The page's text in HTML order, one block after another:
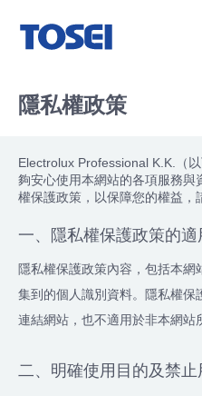
隱私權政策
Electrolux Professional K.K.（
夠安心使用本網站的各項服務
權保護政策，以保障您的權益，
一、隱私權保護政策的適
隱私權保護政策內容，包括本
集到的個人識別資料。隱私權保
連結網站，也不適用於非本網站
二、明確使用目的及禁